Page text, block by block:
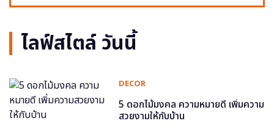
ไลฟ์สไตล์ วันนี้
DECOR
5 ดอกไม้มงคล ความหมายดี เพิ่มความ
สวยงามให้กับบ้าน